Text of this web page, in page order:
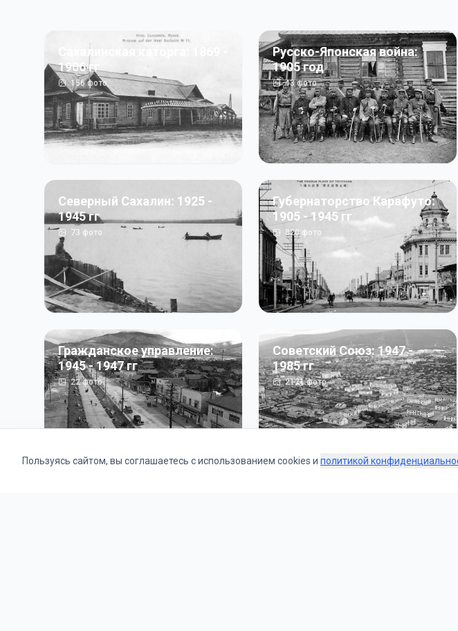
Сахалинская каторга: 1869 -
1906 гг
156фото
Русско-Японская война:
1905 год
43фото
Северный Сахалин: 1925 -
1945 гг
73 фото
Губернаторство Карафуто:
1905 - 1945 гг
820фото
Гражданское управление:
1945 - 1947 гг
22фото
Советский Союз: 1947 -
1985 гг
2121фото
Пользуясь сайтом, вы соглашаетесь с использованием cookies и политикой